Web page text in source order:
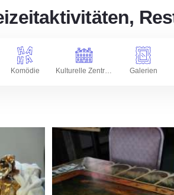
Komödie Kulturelle Zentren Galerien